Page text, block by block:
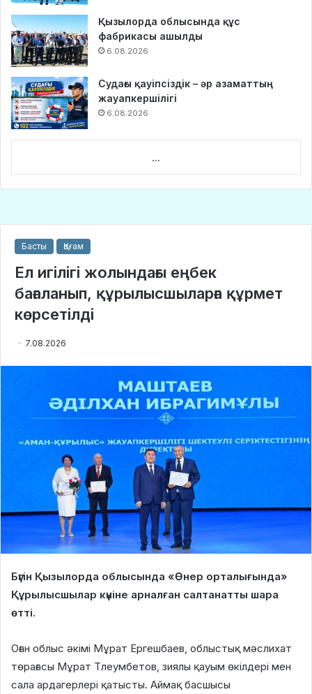
Қызылорда облысында құс
фабрикасы ашылды
6.08.2026
Судағы қауіпсіздік – әр азаматтың
жауапкершілігі
6.08.2026
...